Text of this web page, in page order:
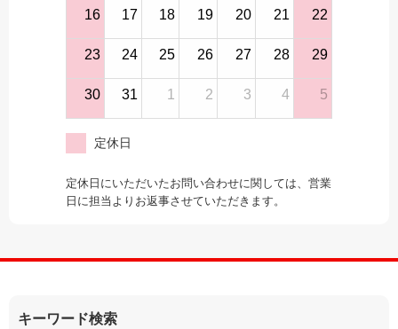
16 17 18 19 20 21 22
23 24 25 26 27 28 29
30 31 1 2 3 4 5
定休日
定休日にいただいたお問い合わせに関しては、営業
日に担当よりお返事させていただきます。
キーワード検索